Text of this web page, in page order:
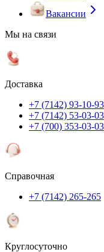
Вакансии
Мы на связи
Доставка
+7 (7142) 93-10-93
+7 (7142) 53-03-03
+7 (700) 353-03-03
Справочная
+7 (7142) 265-265
Круглосуточно